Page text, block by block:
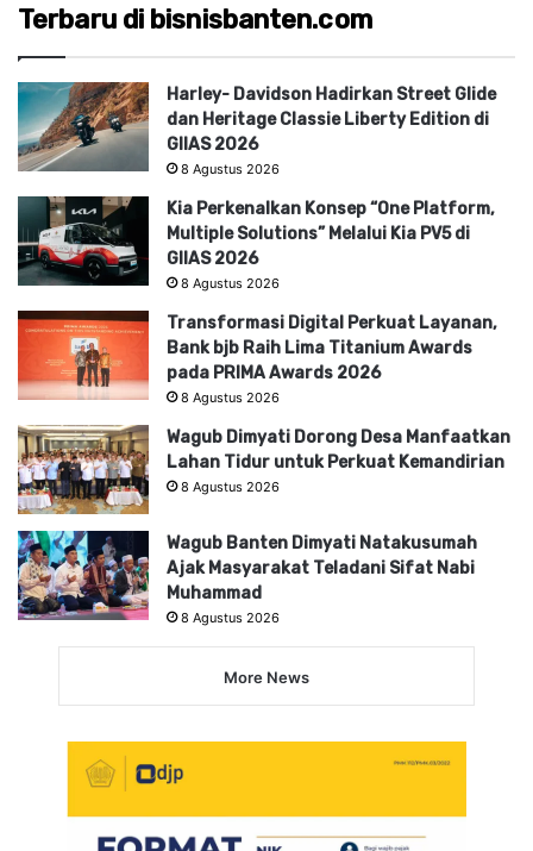
Terbaru di bisnisbanten.com
Harley- Davidson Hadirkan Street Glide
dan Heritage Classie Liberty Edition di
GIIAS 2026
8 Agustus 2026
Kia Perkenalkan Konsep “One Platform,
Multiple Solutions” Melalui Kia PV5 di
GIIAS 2026
8 Agustus 2026
Transformasi Digital Perkuat Layanan,
Bank bjb Raih Lima Titanium Awards
pada PRIMA Awards 2026
8 Agustus 2026
Wagub Dimyati Dorong Desa Manfaatkan
Lahan Tidur untuk Perkuat Kemandirian
8 Agustus 2026
Wagub Banten Dimyati Natakusumah
Ajak Masyarakat Teladani Sifat Nabi
Muhammad
8 Agustus 2026
More News